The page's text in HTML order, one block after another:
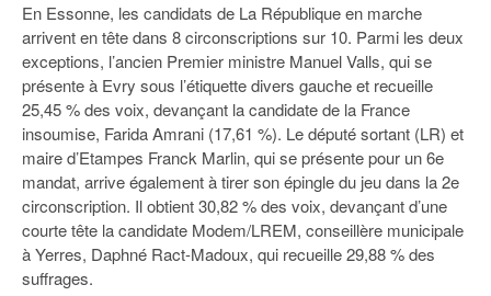
En Essonne, les candidats de La République en marche
arrivent en tête dans 8 circonscriptions sur 10. Parmi les deux
exceptions, l’ancien Premier ministre Manuel Valls, qui se
présente à Evry sous l’étiquette divers gauche et recueille
25,45 % des voix, devançant la candidate de la France
insoumise, Farida Amrani (17,61 %). Le député sortant (LR) et
maire d’Etampes Franck Marlin, qui se présente pour un 6e
mandat, arrive également à tirer son épingle du jeu dans la 2e
circonscription. Il obtient 30,82 % des voix, devançant d’une
courte tête la candidate Modem/LREM, conseillère municipale
à Yerres, Daphné Ract-Madoux, qui recueille 29,88 % des
suffrages.